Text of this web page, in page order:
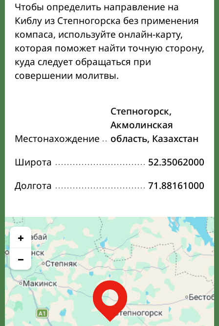
Чтобы определить направление на
Киблу из Степногорска без применения
компаса, используйте онлайн-карту,
которая поможет найти точную сторону,
куда следует обращаться при
совершении молитвы.
Местонахождение
Степногорск,
Акмолинская
область, Казахстан
Широта
52.35062000
Долгота
71.88161000
+
−